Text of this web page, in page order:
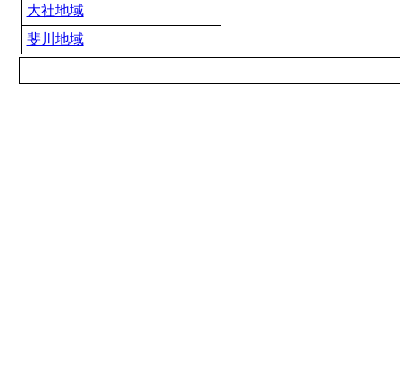
大社地域
斐川地域